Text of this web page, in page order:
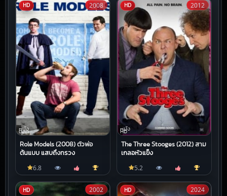
HD
หนัง
ตลก
Role Models (2008) ตัวพ่อ
ต้นแบบ แสบถึงทรวง
2008
6.8
HD
หนัง
HD
The Three Stooges (2012) สาม
เกลอหัวแข็ง
2012
5.2
HD 2002 HD 2024